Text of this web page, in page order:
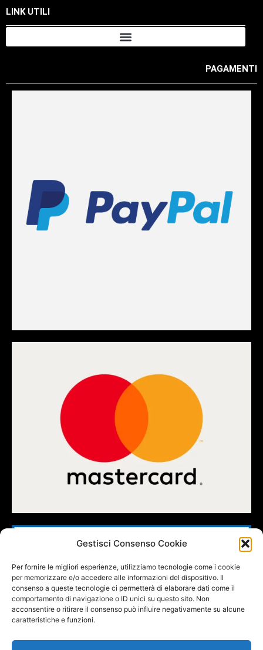
Gestisci Consenso Cookie
Per fornire le migliori esperienze, utilizziamo tecnologie come i cookie
per memorizzare e/o accedere alle informazioni del dispositivo. Il
consenso a queste tecnologie ci permetterà di elaborare dati come il
comportamento di navigazione o ID unici su questo sito. Non
acconsentire o ritirare il consenso può influire negativamente su alcune
caratteristiche e funzioni.
LINK UTILI
PAGAMENTI